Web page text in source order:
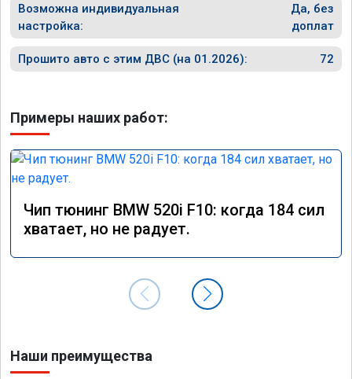
Возможна индивидуальная
настройка:
Да, без
доплат
Прошито авто с этим ДВС (на 01.2026): 72
Примеры наших работ:
Чип тюнинг BMW 520i F10: когда 184 сил
хватает, но не радует.
Наши преимущества